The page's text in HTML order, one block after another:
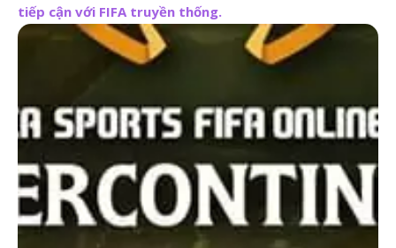
tiếp cận với FIFA truyền thống.